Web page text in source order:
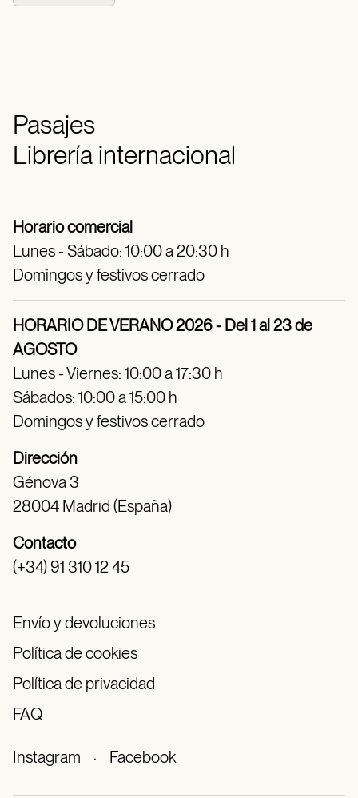
Pasajes
Librería internacional
Horario comercial
Lunes - Sábado: 10:00 a 20:30 h
Domingos y festivos cerrado
HORARIO DE VERANO 2026 - Del 1 al 23 de
AGOSTO
Lunes - Viernes: 10:00 a 17:30 h
Sábados: 10:00 a 15:00 h
Domingos y festivos cerrado
Dirección
Génova 3
28004 Madrid (España)
Contacto
(+34) 91 310 12 45
Envío y devoluciones
Política de cookies
Política de privacidad
FAQ
Instagram · Facebook